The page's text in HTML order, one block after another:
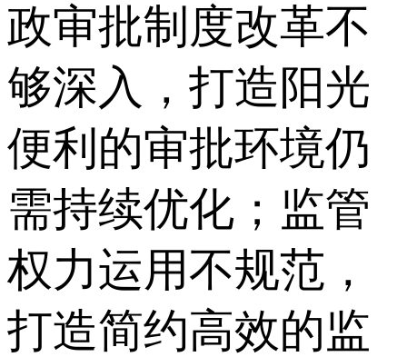
政审批制度改革不
够深入，打造阳光
便利的审批环境仍
需持续优化；监管
权力运用不规范，
打造简约高效的监